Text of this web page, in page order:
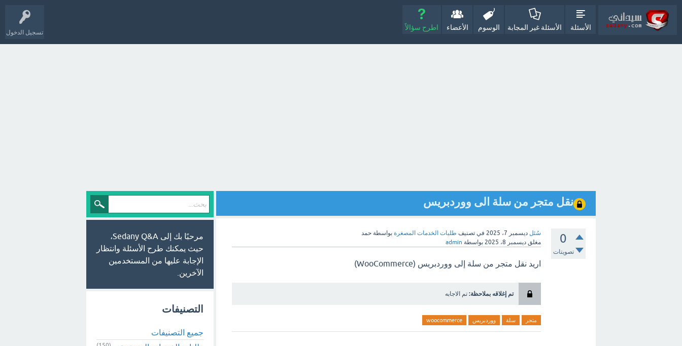
تسجيل الدخول
الأسئلة الأسئلة غير المجابة الوسوم الأعضاء اطرح سؤالاً
نقل متجر من سلة الى ووردبريس
0
تصويتات
سُئل ديسمبر 7، 2025 في تصنيف طلبات الخدمات المصغرة بواسطة حمد
مغلق ديسمبر 8، 2025 بواسطة admin
اريد نقل متجر من سلة إلى ووردبريس (WooCommerce)
تم إغلاقه بملاحظة: تم الاجابه
متجر سلة ووردبريس woocommerce
مرحبًا بك إلى Sedany Q&A،
حيث يمكنك طرح الأسئلة وانتظار
الإجابة عليها من المستخدمين
الآخرين.
التصنيفات
جميع التصنيفات